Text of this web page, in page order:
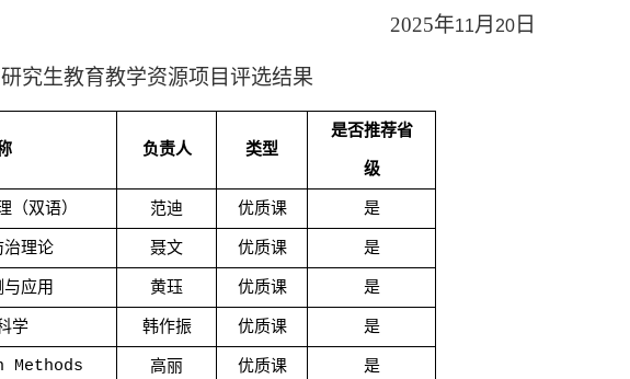
2025年11月 20 日
究生教育教学资源项目评选结果
负责人 类型
是否推荐省
级
（双语） 范迪 优质课 是
治理论 聂文 优质课 是
应用 黄珏 优质课 是
学 韩作振 优质课 是
Methods 高丽 优质课 是